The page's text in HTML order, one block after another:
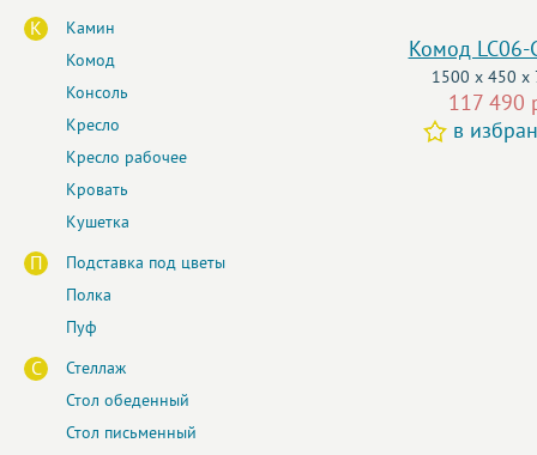
К
Камин
Комод
Консоль
Кресло
Кресло рабочее
Кровать
Кушетка
П
Подставка под цветы
Полка
Пуф
С
Стеллаж
Стол обеденный
Стол письменный
Комод LC06-
1500 x 450 x
117 490
в